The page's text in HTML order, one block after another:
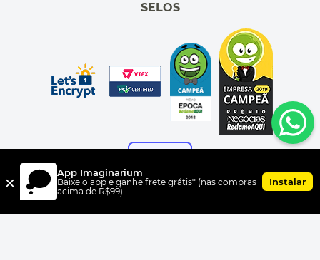
SELOS
FORMAS DE PAGAMENTO
× App Imaginarium
Baixe o app e ganhe frete grátis* (nas compras
acima de R$99)
Instalar